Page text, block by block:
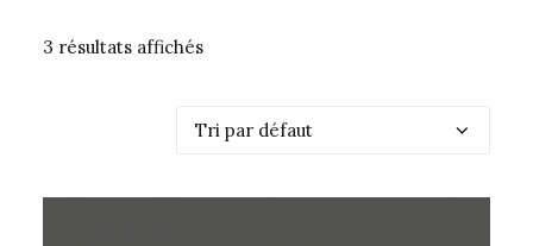
3 résultats affichés